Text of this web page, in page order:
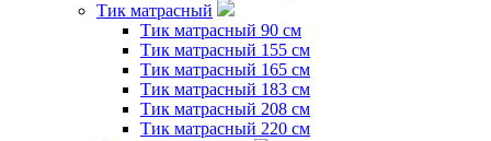
Тик матрасный
Тик матрасный 90 см
Тик матрасный 155 см
Тик матрасный 165 см
Тик матрасный 183 см
Тик матрасный 208 см
Тик матрасный 220 см